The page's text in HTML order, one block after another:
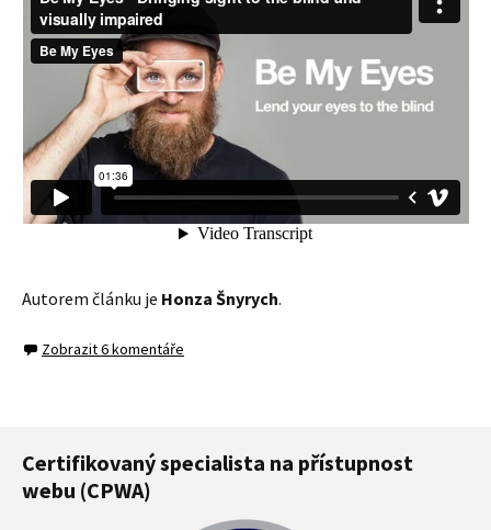
Autorem článku je Honza Šnyrych.
Zobrazit 6 komentáře
Certifikovaný specialista na přístupnost
webu (CPWA)